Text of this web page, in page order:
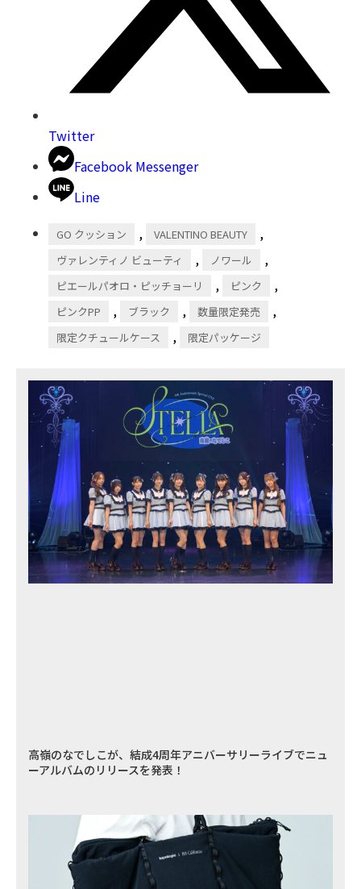
Twitter
Facebook Messenger
Line
GO クッション , VALENTINO BEAUTY ,
ヴァレンティノ ビューティ , ノワール ,
ピエールパオロ・ピッチョーリ , ピンク ,
ピンクPP , ブラック , 数量限定発売 ,
限定クチュールケース , 限定パッケージ
高嶺のなでしこが、結成4周年アニバーサリーライブでニュ
ーアルバムのリリースを発表！